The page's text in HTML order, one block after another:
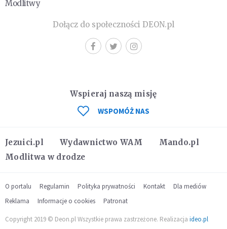
Modlitwy
Dołącz do społeczności DEON.pl
Jezuici.pl Wydawnictwo WAM
Mando.pl
Modlitwa w drodze
Wspieraj naszą misję
WSPOMÓŻ NAS
O portalu Regulamin Polityka prywatności Kontakt
Dla mediów
Reklama
Informacje o cookies Patronat
Copyright 2019 © Deon.pl Wszystkie prawa zastrzeżone. Realizacja ideo.pl